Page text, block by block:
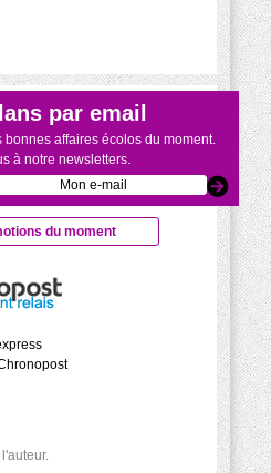
par email
bonnes affaires écolos du moment.
à notre newsletters.
du moment